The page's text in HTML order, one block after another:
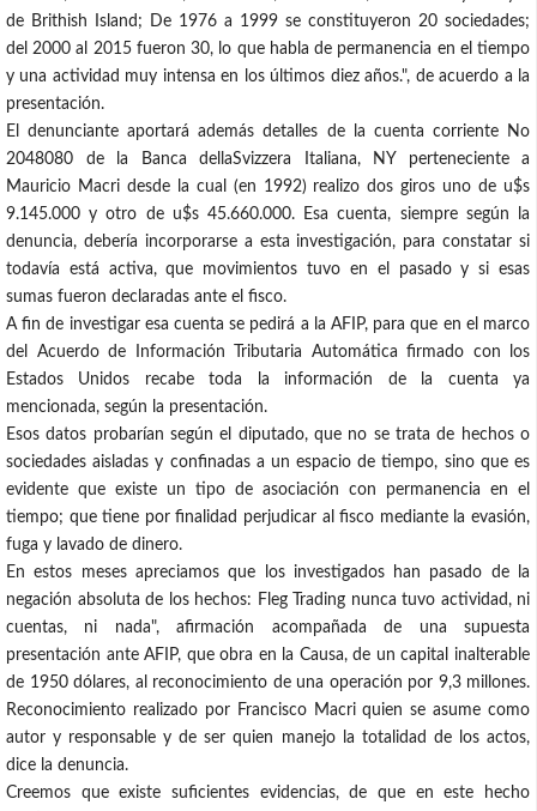
de Brithish Island; De 1976 a 1999 se constituyeron 20 sociedades;
del 2000 al 2015 fueron 30, lo que habla de permanencia en el tiempo
y una actividad muy intensa en los últimos diez años.", de acuerdo a la
presentación.
El denunciante aportará además detalles de la cuenta corriente No
2048080 de la Banca dellaSvizzera Italiana, NY perteneciente a
Mauricio Macri desde la cual (en 1992) realizo dos giros uno de u$s
9.145.000 y otro de u$s 45.660.000. Esa cuenta, siempre según la
denuncia, debería incorporarse a esta investigación, para constatar si
todavía está activa, que movimientos tuvo en el pasado y si esas
sumas fueron declaradas ante el fisco.
A fin de investigar esa cuenta se pedirá a la AFIP, para que en el marco
del Acuerdo de Información Tributaria Automática firmado con los
Estados Unidos recabe toda la información de la cuenta ya
mencionada, según la presentación.
Esos datos probarían según el diputado, que no se trata de hechos o
sociedades aisladas y confinadas a un espacio de tiempo, sino que es
evidente que existe un tipo de asociación con permanencia en el
tiempo; que tiene por finalidad perjudicar al fisco mediante la evasión,
fuga y lavado de dinero.
En estos meses apreciamos que los investigados han pasado de la
negación absoluta de los hechos: Fleg Trading nunca tuvo actividad, ni
cuentas, ni nada", afirmación acompañada de una supuesta
presentación ante AFIP, que obra en la Causa, de un capital inalterable
de 1950 dólares, al reconocimiento de una operación por 9,3 millones.
Reconocimiento realizado por Francisco Macri quien se asume como
autor y responsable y de ser quien manejo la totalidad de los actos,
dice la denuncia.
Creemos que existe suficientes evidencias, de que en este hecho